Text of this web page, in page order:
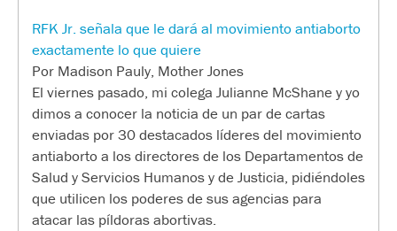
RFK Jr. señala que le dará al movimiento antiaborto
exactamente lo que quiere
Por Madison Pauly, Mother Jones
El viernes pasado, mi colega Julianne McShane y yo
dimos a conocer la noticia de un par de cartas
enviadas por 30 destacados líderes del movimiento
antiaborto a los directores de los Departamentos de
Salud y Servicios Humanos y de Justicia, pidiéndoles
que utilicen los poderes de sus agencias para
atacar las píldoras abortivas.